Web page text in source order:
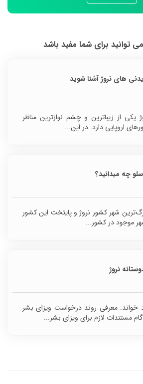
توانید برای شما مفید باشد
های نروژ آشنا شوید
یکی از زیباترین و چشم نوازترین مناظر
اروپایی دارد. در این...
چه میدانید؟
شهر کشور نروژ و پایتخت این کشور
موجود در کشور...
نروژ
معرفی روند درخواست ویزای بشر
مستندات لازم برای ویزای بشر...